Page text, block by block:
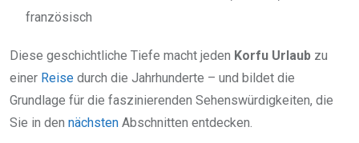
französisch
Diese geschichtliche Tiefe macht jeden Korfu Urlaub zu
einer Reise durch die Jahrhunderte – und bildet die
Grundlage für die faszinierenden Sehenswürdigkeiten, die
Sie in den nächsten Abschnitten entdecken.